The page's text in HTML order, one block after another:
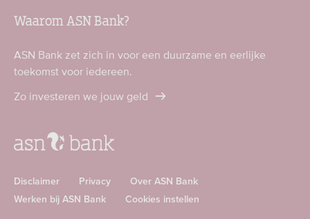
Waarom ASN Bank?
ASN Bank zet zich in voor een duurzame en eerlijke
toekomst voor iedereen.
Zo investeren we jouw geld
Disclaimer Privacy
Over ASN Bank
Werken bij ASN Bank
Cookies instellen